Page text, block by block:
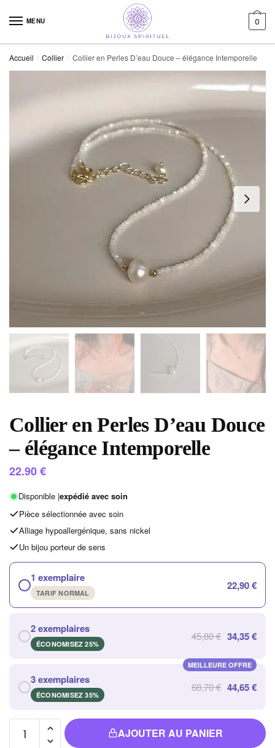
MENU 0
Accueil / Collier / Collier en Perles D’eau Douce – élégance Intemporelle
Collier en Perles D’eau Douce
– élégance Intemporelle
22.90€
Disponible |expédié avec soin
Pièce sélectionnée avec soin
Alliage hypoallergénique, sans nickel
Un bijou porteur de sens
1 exemplaire
TARIF NORMAL
22,90 €
2 exemplaires
ÉCONOMISEZ 25%
45,80 € 34,35 €
MEILLEURE OFFRE
3 exemplaires
ÉCONOMISEZ 35%
68,70 € 44,65 €
quantité de
Collier en
AJOUTER AU PANIER